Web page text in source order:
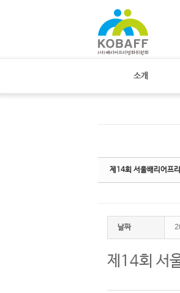
소개
제14회 서울배리어프
날짜
제14회 서
스케치북5
스케치북5